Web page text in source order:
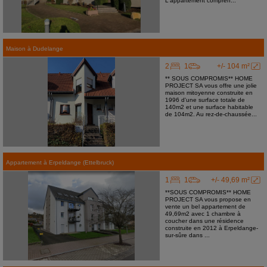
Maison à Dudelange
+/- 104 m²
2 1
** SOUS COMPROMIS** HOME
PROJECT SA vous offre une jolie
maison mitoyenne construite en
1996 d'une surface totale de
140m2 et une surface habitable
de 104m2. Au rez-de-chaussée...
Appartement à Erpeldange (Ettelbruck)
+/- 49,69 m²
1 1
**SOUS COMPROMIS** HOME
PROJECT SA vous propose en
vente un bel appartement de
49,69m2 avec 1 chambre à
coucher dans une résidence
construite en 2012 à Erpeldange-
sur-sûre dans ...